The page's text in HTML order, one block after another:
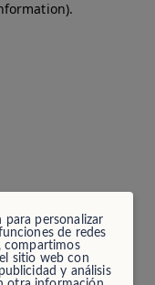
para personalizar
de redes
compartimos
sitio web con
y análisis
.